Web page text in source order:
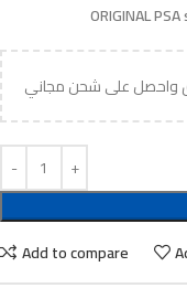
ORIGINAL
Add to compare